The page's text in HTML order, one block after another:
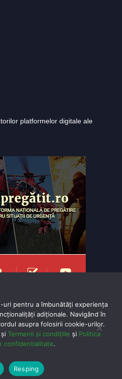
platformelor digitale ale
& City Manager
drepturile rezervate
pentru a îmbunătăți experiența
adiționale. Navigând în
asupra folosirii cookie-urilor.
Termenii și condițiile și Politica
confidentialitate.
Resping